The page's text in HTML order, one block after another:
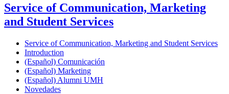
Service of Communication, Marketing
and Student Services
Service of Communication, Marketing and Student Services
Introduction
(Español) Comunicación
(Español) Marketing
(Español) Alumni UMH
Novedades